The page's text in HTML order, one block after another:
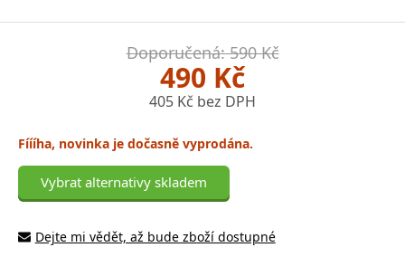
Doporučená: 590 Kč
490 Kč
405 Kč bez DPH
Fíííha, novinka je dočasně vyprodána.
Vybrat alternativy skladem
Dejte mi vědět, až bude zboží dostupné